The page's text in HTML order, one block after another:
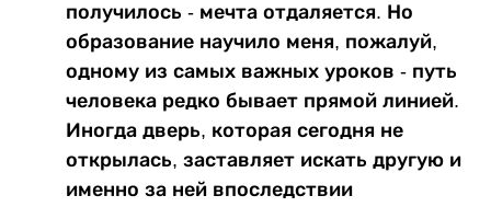
получилось - мечта отдаляется. Но
образование научило меня, пожалуй,
одному из самых важных уроков - путь
человека редко бывает прямой линией.
Иногда дверь, которая сегодня не
открылась, заставляет искать другую и
именно за ней впоследствии